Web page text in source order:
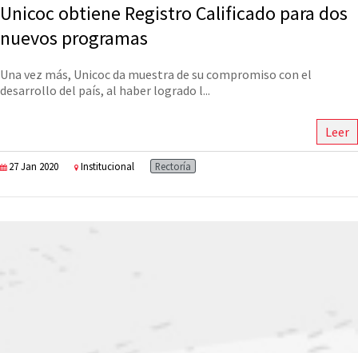
Unicoc obtiene Registro Calificado para dos
nuevos programas
Una vez más, Unicoc da muestra de su compromiso con el
desarrollo del país, al haber logrado l...
Leer
27 Jan 2020 Institucional Rectoría